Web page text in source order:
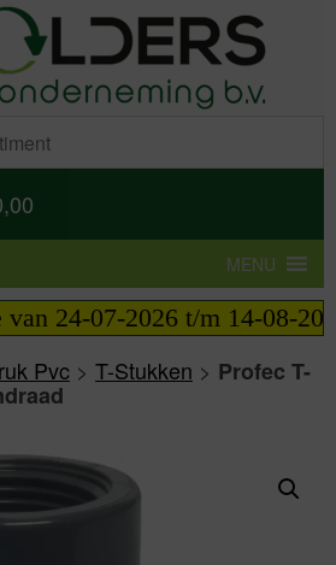
MENU
07-2026 t/m 14-08-2026
Pvc > T-Stukken > Profec T-